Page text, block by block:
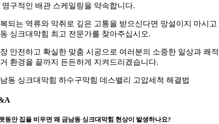
영구적인 배관 스케일링을 약속합니다.
되는 역류와 악취로 깊은 고통을 받으신다면 망설이지 마시고
싱크대막힘 최고 전문가를 찾아주십시오.
안전하고 확실한 맞춤 시공으로 여러분의 소중한 일상과 쾌
환경을 끝까지 든든하게 지켜드리겠습니다.
동 싱크대막힘 하수구막힘 데스밸리 고압세척 해결법
동안 집을 비우면 왜 금남동 싱크대막힘 현상이 발생하나요?